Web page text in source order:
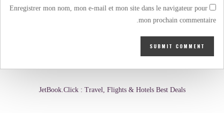
Enregistrer mon nom, mon e-mail et mon site dans le navigateur pour
mon prochain commentaire.
JetBook.Click : Travel, Flights & Hotels Best Deals